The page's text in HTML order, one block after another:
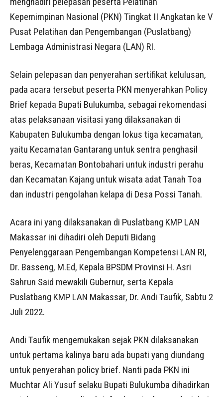
Kepemimpinan Nasional (PKN) Tingkat II Angkatan ke V
Pusat Pelatihan dan Pengembangan (Puslatbang)
Lembaga Administrasi Negara (LAN) RI.
Selain pelepasan dan penyerahan sertifikat kelulusan,
pada acara tersebut peserta PKN menyerahkan Policy
Brief kepada Bupati Bulukumba, sebagai rekomendasi
atas pelaksanaan visitasi yang dilaksanakan di
Kabupaten Bulukumba dengan lokus tiga kecamatan,
yaitu Kecamatan Gantarang untuk sentra penghasil
beras, Kecamatan Bontobahari untuk industri perahu
dan Kecamatan Kajang untuk wisata adat Tanah Toa
dan industri pengolahan kelapa di Desa Possi Tanah.
Acara ini yang dilaksanakan di Puslatbang KMP LAN
Makassar ini dihadiri oleh Deputi Bidang
Penyelenggaraan Pengembangan Kompetensi LAN RI,
Dr. Basseng, M.Ed, Kepala BPSDM Provinsi H. Asri
Sahrun Said mewakili Gubernur, serta Kepala
Puslatbang KMP LAN Makassar, Dr. Andi Taufik, Sabtu 2
Juli 2022.
Andi Taufik mengemukakan sejak PKN dilaksanakan
untuk pertama kalinya baru ada bupati yang diundang
untuk penyerahan policy brief. Nanti pada PKN ini
Muchtar Ali Yusuf selaku Bupati Bulukumba dihadirkan